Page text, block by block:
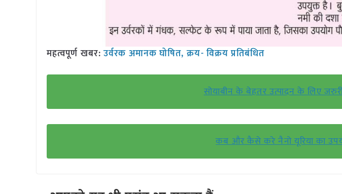
महत्वपूर्ण खबर: उर्वरक अमानक घोषित, क्रय- विक्रय प्रतिबंधित
सोयाबीन के बेहतर उत्पादन के लिए
कब और कैसे करे नैनो यूरिया का